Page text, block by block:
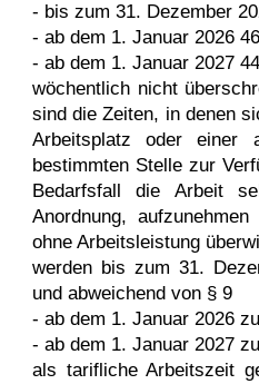
- bis zum 31. Dezember
- ab dem 1. Januar 2026
- ab dem 1. Januar 2027
wöchentlich nicht
sind die Zeiten, in denen
Arbeitsplatz oder einer
bestimmten Stelle zur
Bedarfsfall die Arbeit
Anordnung,
ohne Arbeitsleistung
werden bis zum 31.
und abweichend von § 9
- ab dem 1. Januar 2026
- ab dem 1. Januar 2027
als tarifliche Arbeitszeit